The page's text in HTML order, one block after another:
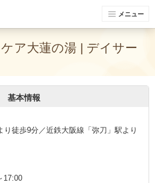
メニュー
ア大蓮の湯 | デイサー
基本情報
徒歩9分／近鉄大阪線「弥刀」駅より
17:00